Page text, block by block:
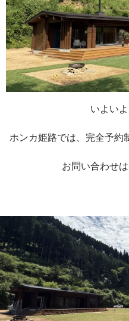
いよいよ
ホンカ姫路では、完全予約
お問い合わせ